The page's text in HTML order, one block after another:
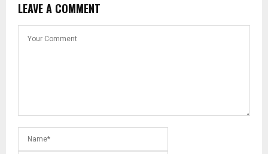
LEAVE A COMMENT